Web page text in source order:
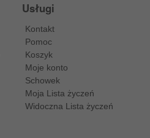
Usługi
Kontakt
Pomoc
Koszyk
Moje konto
Schowek
Moja Lista życzeń
Widoczna Lista życzeń